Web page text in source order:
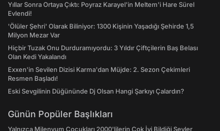
Yıllar Sonra Ortaya Çıktı: Poyraz Karayel'in Meltem'i Hare Sürel
Evlendi!
'Ölüler Şehri' Olarak Biliniyor: 1300 Kişinin Yaşadığı Şehirde 1,5
Milyon Mezar Var
Hiçbir Tuzak Onu Durduramıyordu: 3 Yıldır Çiftçilerin Baş Belası
Olan Kedi Yakalandı
Exxen'in Sevilen Dizisi Karma'dan Müjde: 2. Sezon Çekimleri
Resmen Başladı!
Eski Sevgilinin Düğününde Dj Olsan Hangi Şarkıyı Çalardın?
Günün Popüler Başlıkları
Yalnızca Milenyum Çocukları 2000'lilerin Çok İyi Bildiği Şeyler